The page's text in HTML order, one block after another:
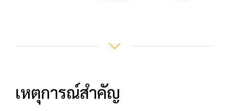
เหตุการณ์สำคัญ